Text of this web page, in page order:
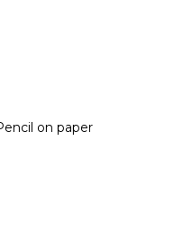
on paper